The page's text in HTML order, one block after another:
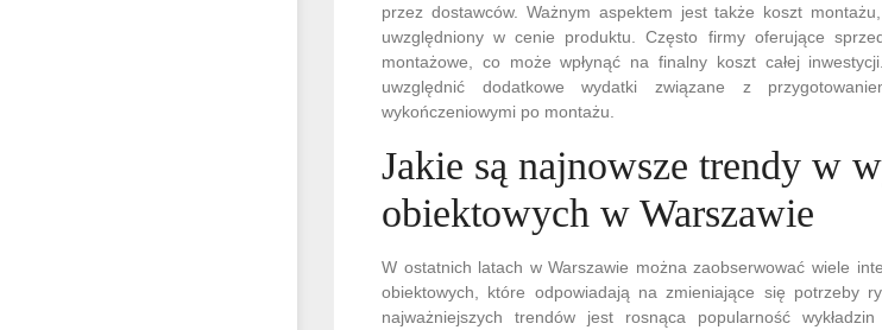
przez dostawców. Ważnym aspektem jest także koszt
uwzględniony w cenie produktu. Często firmy oferujące
montażowe, co może wpłynąć na finalny koszt całej
uwzględnić dodatkowe wydatki związane z
wykończeniowymi po montażu.
Jakie są najnowsze trendy w
obiektowych w Warszawie
W ostatnich latach w Warszawie można zaobserwować wiele
obiektowych, które odpowiadają na zmieniające się potrzeby
najważniejszych trendów jest rosnąca popularność